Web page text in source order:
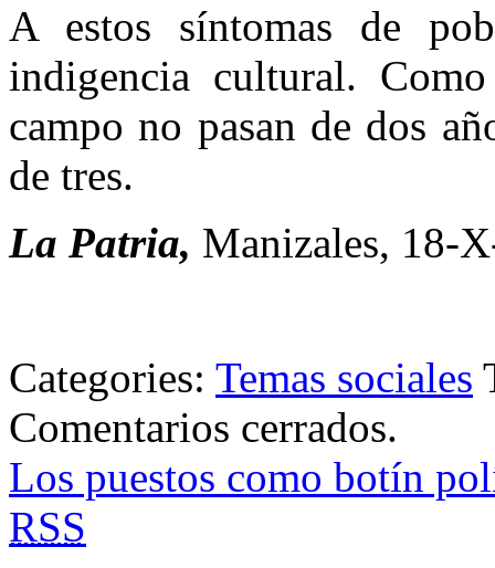
A estos síntomas de
indigencia cultural.
campo no pasan de dos
de tres.
La Patria, Manizales, 18-
Categories: Temas sociales
Comentarios cerrados.
Los puestos como botín
RSS